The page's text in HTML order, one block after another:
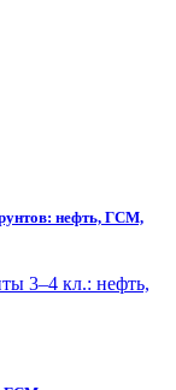
нефть, ГСМ,
3–4 кл.: нефть,